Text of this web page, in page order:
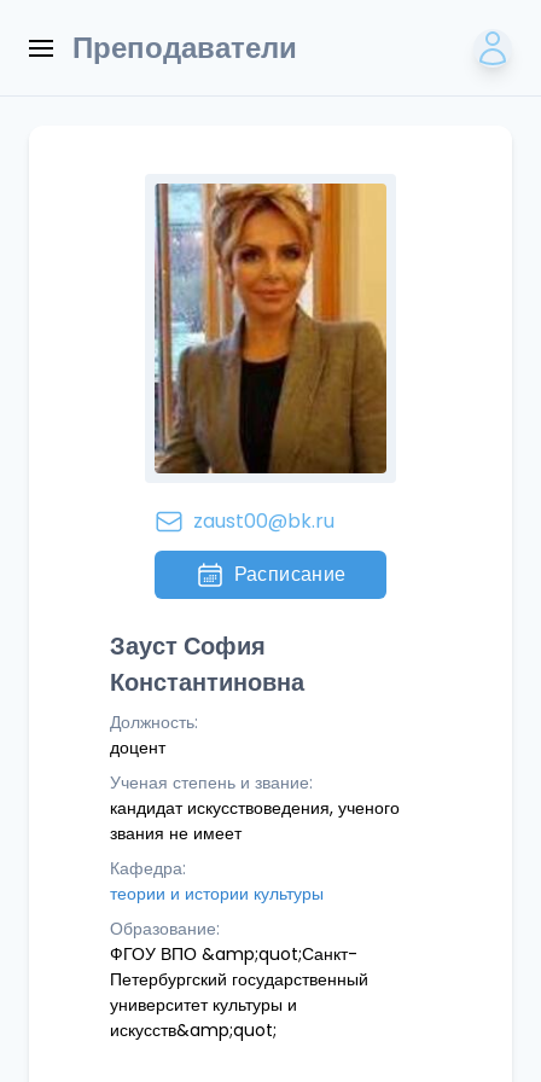
Преподаватели
zaust00@bk.ru
Расписание
Зауст София
Константиновна
Должность:
доцент
Ученая степень и звание:
кандидат искусствоведения, ученого
звания не имеет
Кафедра:
теории и истории культуры
Образование:
ФГОУ ВПО &amp;quot;Санкт-
Петербургский государственный
университет культуры и
искусств&amp;quot;